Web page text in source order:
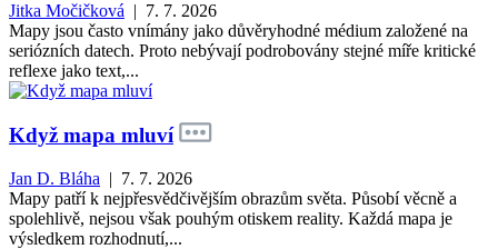
Jitka Močičková | 7. 7. 2026
Mapy jsou často vnímány jako důvěryhodné médium založené na
seriózních datech. Proto nebývají podrobovány stejné míře kritické
reflexe jako text,...
Když mapa mluví
Jan D. Bláha | 7. 7. 2026
Mapy patří k nejpřesvědčivějším obrazům světa. Působí věcně a
spolehlivě, nejsou však pouhým otiskem reality. Každá mapa je
výsledkem rozhodnutí,...